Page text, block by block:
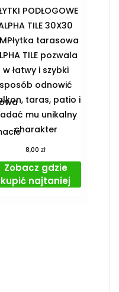
PODŁOGOWE
TILE 30X30
tarasowa
TILE pozwala
w łatwy i szybki
sposób odnowić
taras, patio i
mu unikalny
charakter
8,00zł
Zobacz gdzie
kupić najtaniej